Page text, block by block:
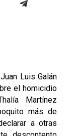
Luis Galán
el homicidio
Martínez
más de
a otras